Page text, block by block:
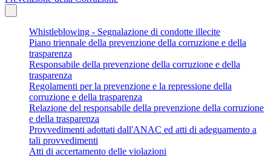
Whistleblowing - Segnalazione di condotte illecite
Piano triennale della prevenzione della corruzione e della
trasparenza
Responsabile della prevenzione della corruzione e della
trasparenza
Regolamenti per la prevenzione e la repressione della
corruzione e della trasparenza
Relazione del responsabile della prevenzione della corruzione
e della trasparenza
Provvedimenti adottati dall'ANAC ed atti di adeguamento a
tali provvedimenti
Atti di accertamento delle violazioni